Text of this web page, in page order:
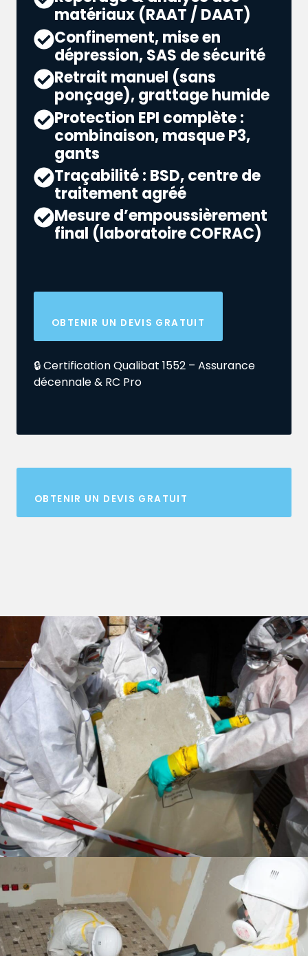
matériaux (RAAT / DAAT)
Confinement, mise en
dépression, SAS de sécurité
Retrait manuel (sans
ponçage), grattage humide
Protection EPI complète :
combinaison, masque P3,
gants
Traçabilité : BSD, centre de
traitement agréé
Mesure d’empoussièrement
final (laboratoire COFRAC)
OBTENIR UN DEVIS GRATUIT
🔒 Certification Qualibat 1552 – Assurance
décennale & RC Pro
OBTENIR UN DEVIS GRATUIT